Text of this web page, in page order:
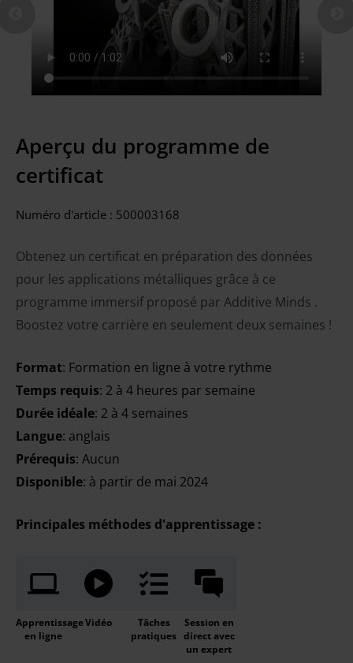
Aperçu du programme de
certificat
Numéro d'article : 500003168
Obtenez un certificat en préparation des données
pour les applications métalliques grâce à ce
programme immersif proposé par Additive Minds .
Boostez votre carrière en seulement deux semaines !
Format: Formation en ligne à votre rythme
Temps requis: 2 à 4 heures par semaine
Durée idéale: 2 à 4 semaines
Langue: anglais
Prérequis: Aucun
Disponible: à partir de mai 2024
Principales méthodes d'apprentissage :
Apprentissage
en ligne
Vidéo
Tâches
pratiques
Session en
direct avec
un expert